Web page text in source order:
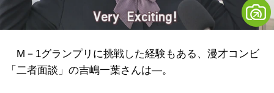
M－1グランプリに挑戦した経験もある、漫才コンビ
「二者面談」の吉嶋一葉さんは―。